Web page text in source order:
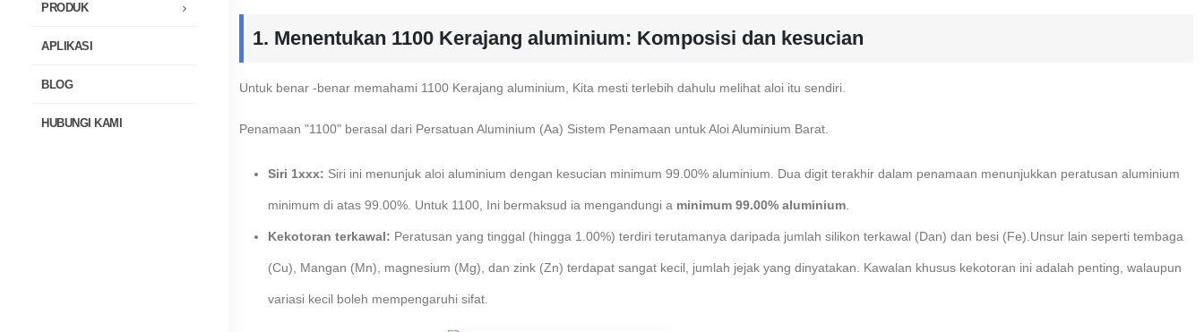
PRODUK
APLIKASI
BLOG
HUBUNGI KAMI
1. Menentukan 1100 Kerajang aluminium: Komposisi dan kesucian
Untuk benar -benar memahami 1100 Kerajang aluminium, Kita mesti terlebih dahulu melihat aloi itu sendiri.
Penamaan "1100" berasal dari Persatuan Aluminium (Aa) Sistem Penamaan untuk Aloi Aluminium Barat.
Siri 1xxx: Siri ini menunjuk aloi aluminium dengan kesucian minimum 99.00% aluminium. Dua digit terakhir dalam penamaan menunjukkan peratusan aluminium
minimum di atas 99.00%. Untuk 1100, Ini bermaksud ia mengandungi a minimum 99.00% aluminium
Kekotoran terkawal: Peratusan yang tinggal (hingga 1.00%) terdiri terutamanya daripada jumlah silikon terkawal (Dan) dan besi (Fe).Unsur lain seperti tembaga
(Cu), Mangan (Mn), magnesium (Mg), dan zink (Zn) terdapat sangat kecil, jumlah jejak yang dinyatakan. Kawalan khusus kekotoran ini adalah penting, walaupun
variasi kecil boleh mempengaruhi sifat.